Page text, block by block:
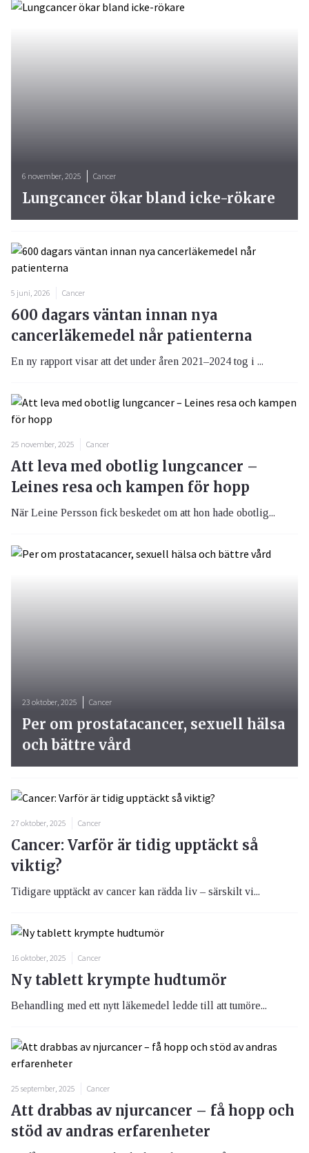
5 juni, 2026 Cancer
600 dagars väntan innan nya
cancerläkemedel når patienterna
En ny rapport visar att det under åren 2021–2024 tog i ...
25 november, 2025 Cancer
Att leva med obotlig lungcancer –
Leines resa och kampen för hopp
När Leine Persson fick beskedet om att hon hade obotlig...
6 november, 2025 Cancer
Lungcancer ökar bland icke-rökare
23 oktober, 2025 Cancer
Per om prostatacancer, sexuell hälsa
och bättre vård
27 oktober, 2025 Cancer
Cancer: Varför är tidig upptäckt så
viktig?
Tidigare upptäckt av cancer kan rädda liv – särskilt vi...
16 oktober, 2025 Cancer
Ny tablett krympte hudtumör
Behandling med ett nytt läkemedel ledde till att tumöre...
25 september, 2025 Cancer
Att drabbas av njurcancer – få hopp och
stöd av andras erfarenheter